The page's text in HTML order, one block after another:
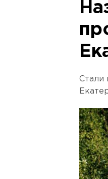
Стали